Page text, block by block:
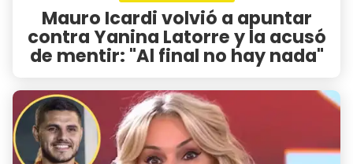
Mauro Icardi volvió a apuntar
contra Yanina Latorre y la acusó
de mentir: "Al final no hay nada"